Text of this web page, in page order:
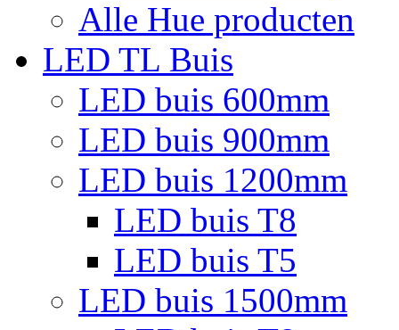
Alle Hue producten
LED TL Buis
LED buis 600mm
LED buis 900mm
LED buis 1200mm
LED buis T8
LED buis T5
LED buis 1500mm